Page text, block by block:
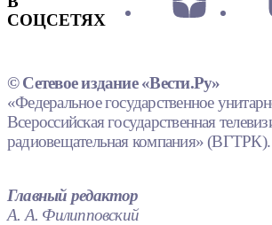
СОЦСЕТЯХ
© Сетевое издание «Вести.Ру»
«Федеральное государственное
Всероссийская государственная
радиовещательная компания» (ВГТРК).
Главный редактор
А. А. Филипповский